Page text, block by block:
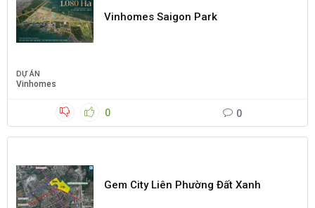
Vinhomes Saigon Park
DỰ ÁN
Vinhomes
0 0
Gem City Liên Phường Đất Xanh